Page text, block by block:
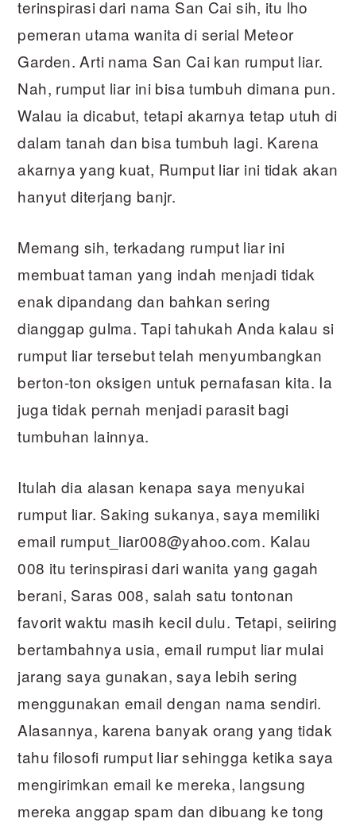
terinspirasi dari nama San Cai sih, itu lho
pemeran utama wanita di serial Meteor
Garden. Arti nama San Cai kan rumput liar.
Nah, rumput liar ini bisa tumbuh dimana pun.
Walau ia dicabut, tetapi akarnya tetap utuh di
dalam tanah dan bisa tumbuh lagi. Karena
akarnya yang kuat, Rumput liar ini tidak akan
hanyut diterjang banjr.
Memang sih, terkadang rumput liar ini
membuat taman yang indah menjadi tidak
enak dipandang dan bahkan sering
dianggap gulma. Tapi tahukah Anda kalau si
rumput liar tersebut telah menyumbangkan
berton-ton oksigen untuk pernafasan kita. Ia
juga tidak pernah menjadi parasit bagi
tumbuhan lainnya.
Itulah dia alasan kenapa saya menyukai
rumput liar. Saking sukanya, saya memiliki
email rumput_liar008@yahoo.com. Kalau
008 itu terinspirasi dari wanita yang gagah
berani, Saras 008, salah satu tontonan
favorit waktu masih kecil dulu. Tetapi, seiiring
bertambahnya usia, email rumput liar mulai
jarang saya gunakan, saya lebih sering
menggunakan email dengan nama sendiri.
Alasannya, karena banyak orang yang tidak
tahu filosofi rumput liar sehingga ketika saya
mengirimkan email ke mereka, langsung
mereka anggap spam dan dibuang ke tong